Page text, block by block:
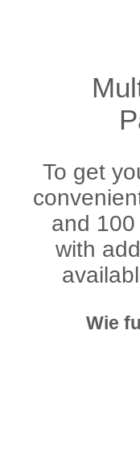
To get
and
with
Wie